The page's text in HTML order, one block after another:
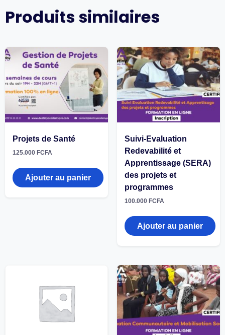
Produits similaires
Projets de Santé
125.000 FCFA
Ajouter au panier
Suivi-Evaluation
Redevabilité et
Apprentissage (SERA)
des projets et
programmes
100.000 FCFA
Ajouter au panier